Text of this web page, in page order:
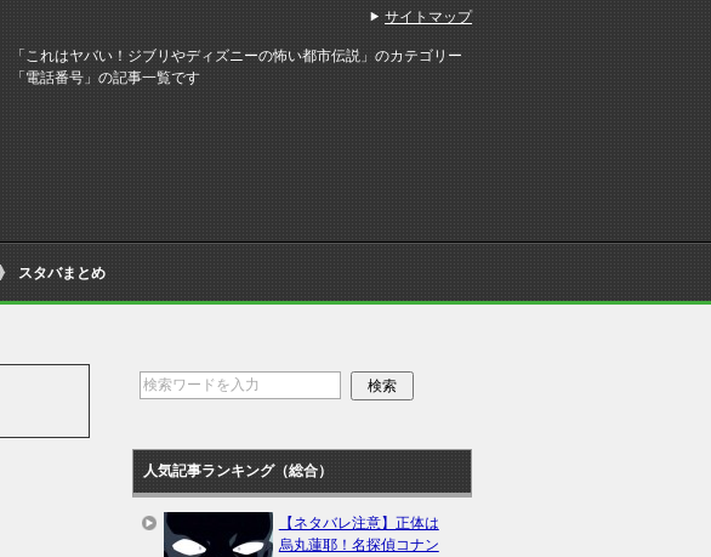
「これはヤバい！ジブリやディズニーの怖い都市伝説」のカテゴリー
「電話番号」の記事一覧です
スタバまとめ
人気記事ランキング（総合）
【ネタバレ注意】正体は
烏丸蓮耶！名探偵コナン
サイトマップ